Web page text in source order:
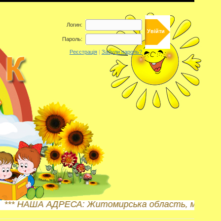
Логин:
Пароль:
Реєстрація| Забули пароль?
АДРЕСА: Житомирська область, м.